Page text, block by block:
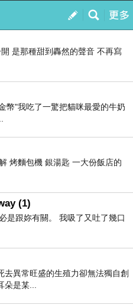
我的
訂閱
是那種甜到轟然的聲音 不再寫
幣"我吃了一驚把貓咪最愛的牛奶
烤麵包機 銀湯匙 一大份飯店的
(1)
是跟妳有關。 我吸了又吐了幾口
異常旺盛的生殖力卻無法獨自創
是某...